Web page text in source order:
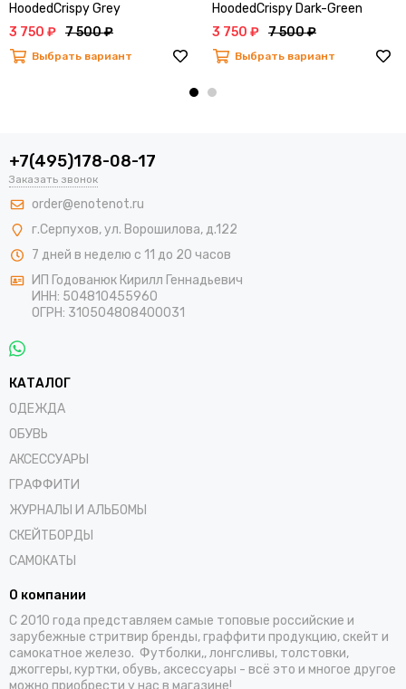
HoodedCrispy Grey
3 750 ₽ 7 500 ₽
Выбрать вариант
HoodedCrispy Dark-Green
3 750 ₽ 7 500 ₽
Выбрать вариант
+7(495)178-08-17
Заказать звонок
order@enotenot.ru
г.Серпухов, ул. Ворошилова, д.122
7 дней в неделю с 11 до 20 часов
ИП Годованюк Кирилл Геннадьевич
ИНН: 504810455960
ОГРН: 310504808400031
КАТАЛОГ
ОДЕЖДА
ОБУВЬ
АКСЕССУАРЫ
ГРАФФИТИ
ЖУРНАЛЫ И АЛЬБОМЫ
СКЕЙТБОРДЫ
САМОКАТЫ
О компании
С 2010 года представляем самые топовые российские и
зарубежные стритвир бренды, граффити продукцию, скейт и
самокатное железо. Футболки,, лонгсливы, толстовки,
джоггеры, куртки, обувь, аксессуары - всё это и многое другое